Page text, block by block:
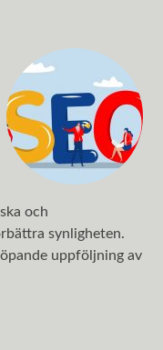
och
synligheten.
uppföljning av